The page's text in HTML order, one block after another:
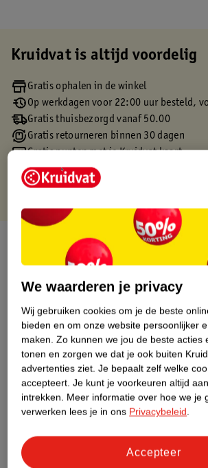
Kruidvat is altijd voordelig
Gratis ophalen in de winkel
Op werkdagen voor 22:00 uur besteld,
Gratis thuisbezorgd vanaf 50.00
Gratis retourneren binnen 30 dagen
Gratis punten met je Kruidvat kaart
Over dit product
Etiketinformatie
Nature Impact Score
Dit product heeft
Bestel & Bezorginformatie
We waarderen je privacy
Wij gebruiken cookies om je de beste
bieden en om onze website persoonlijker
maken. Zo kunnen we jou de beste acties
tonen en zorgen we dat je ook buiten
advertenties ziet. Je bepaalt zelf welke
accepteert. Je kunt je voorkeuren altijd
intrekken. Meer informatie over hoe we je
verwerken lees je in ons Privacybeleid.
Accepteer